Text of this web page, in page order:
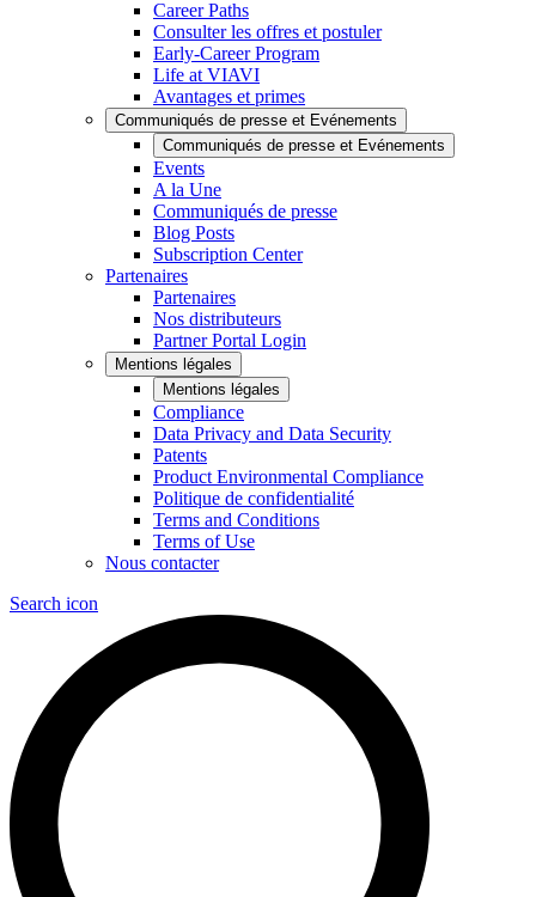
Career Paths
Consulter les offres et postuler
Early-Career Program
Life at VIAVI
Avantages et primes
Communiqués de presse et Evénements
Communiqués de presse et Evénements
Events
A la Une
Communiqués de presse
Blog Posts
Subscription Center
Partenaires
Partenaires
Nos distributeurs
Partner Portal Login
Mentions légales
Mentions légales
Compliance
Data Privacy and Data Security
Patents
Product Environmental Compliance
Politique de confidentialité
Terms and Conditions
Terms of Use
Nous contacter
Search icon